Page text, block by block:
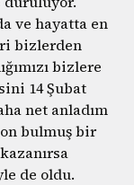
ve hayatta en
bizlerden
bizlere
14 Şubat
net anladım
bulmuş bir
de oldu.